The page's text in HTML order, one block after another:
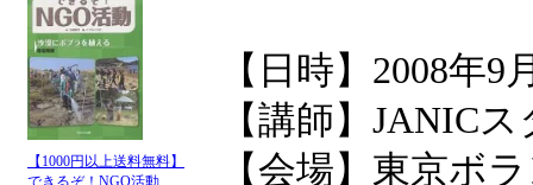
【1000円以上送料無料】
できるぞ！NGO活動
【日時】2008年9
【講師】JANIC
【会場】東京ボ